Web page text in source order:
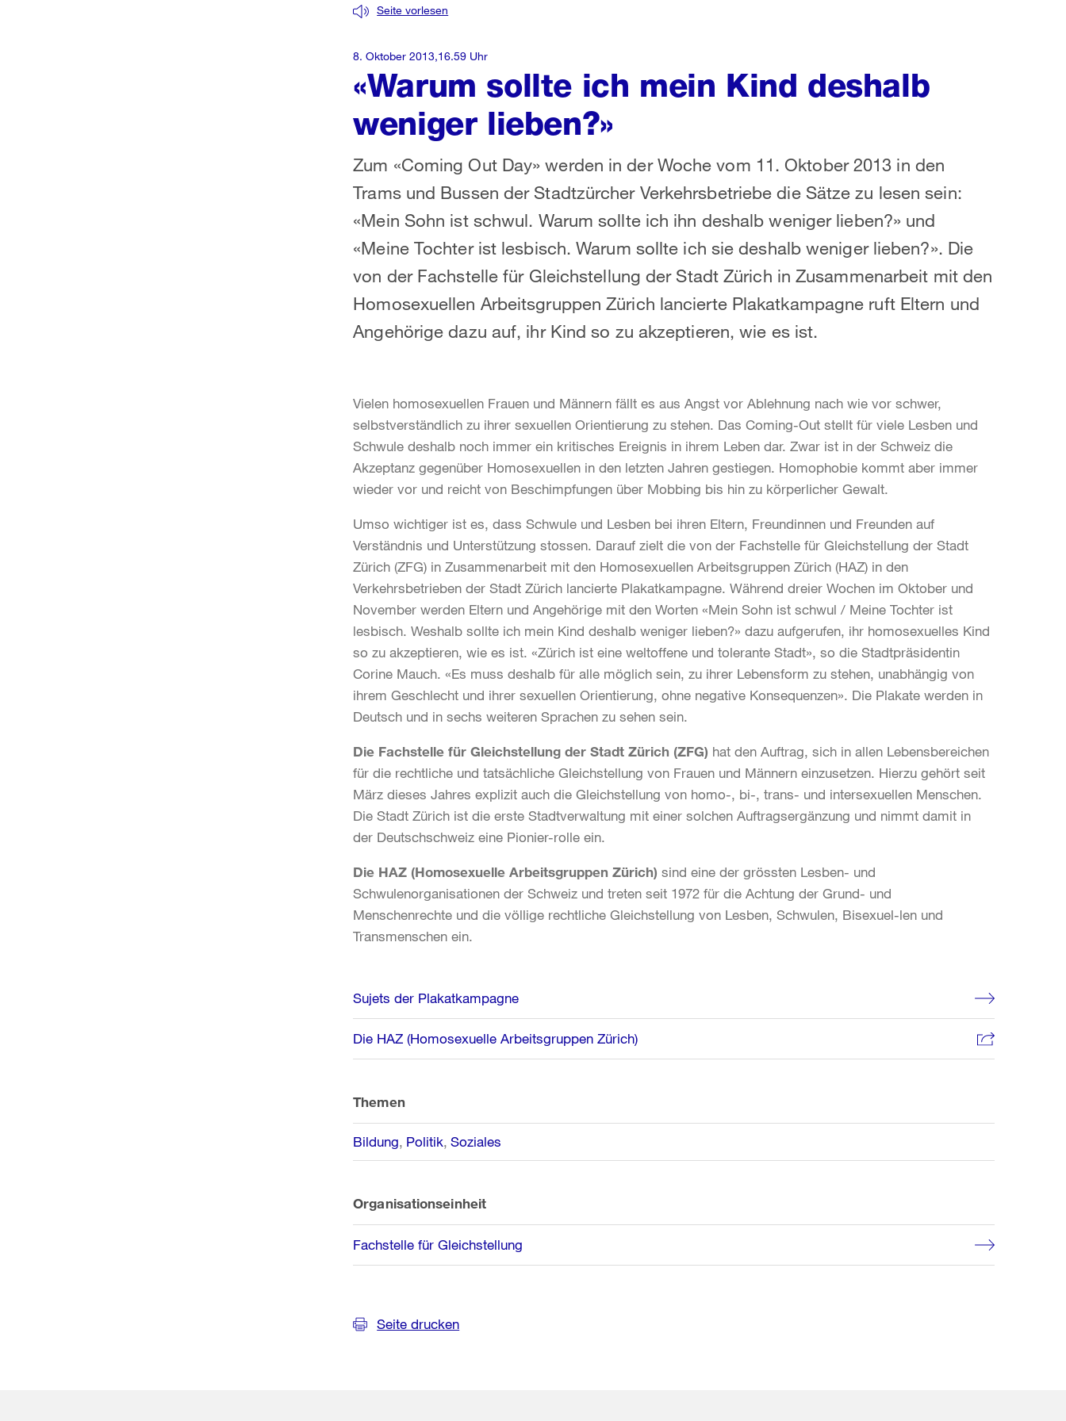
«Warum sollte ich mein Kind deshalb
weniger lieben?»
Seite vorlesen
Zum «Coming Out Day» werden in der Woche vom 11. Oktober 2013 in den
Trams und Bussen der Stadtzürcher Verkehrsbetriebe die Sätze zu lesen sein:
«Mein Sohn ist schwul. Warum sollte ich ihn deshalb weniger lieben?» und
«Meine Tochter ist lesbisch. Warum sollte ich sie deshalb weniger lieben?». Die
von der Fachstelle für Gleichstellung der Stadt Zürich in Zusammenarbeit mit den
Homosexuellen Arbeitsgruppen Zürich lancierte Plakatkampagne ruft Eltern und
Angehörige dazu auf, ihr Kind so zu akzeptieren, wie es ist.
8. Oktober 2013,16.59 Uhr
Vielen homosexuellen Frauen und Männern fällt es aus Angst vor Ablehnung nach wie vor schwer,
selbstverständlich zu ihrer sexuellen Orientierung zu stehen. Das Coming-Out stellt für viele Lesben und
Schwule deshalb noch immer ein kritisches Ereignis in ihrem Leben dar. Zwar ist in der Schweiz die
Akzeptanz gegenüber Homosexuellen in den letzten Jahren gestiegen. Homophobie kommt aber immer
wieder vor und reicht von Beschimpfungen über Mobbing bis hin zu körperlicher Gewalt.
Umso wichtiger ist es, dass Schwule und Lesben bei ihren Eltern, Freundinnen und Freunden auf
Verständnis und Unterstützung stossen. Darauf zielt die von der Fachstelle für Gleichstellung der Stadt
Zürich (ZFG) in Zusammenarbeit mit den Homosexuellen Arbeitsgruppen Zürich (HAZ) in den
Verkehrsbetrieben der Stadt Zürich lancierte Plakatkampagne. Während dreier Wochen im Oktober und
November werden Eltern und Angehörige mit den Worten «Mein Sohn ist schwul / Meine Tochter ist
lesbisch. Weshalb sollte ich mein Kind deshalb weniger lieben?» dazu aufgerufen, ihr homosexuelles Kind
so zu akzeptieren, wie es ist. «Zürich ist eine weltoffene und tolerante Stadt», so die Stadtpräsidentin
Corine Mauch. «Es muss deshalb für alle möglich sein, zu ihrer Lebensform zu stehen, unabhängig von
ihrem Geschlecht und ihrer sexuellen Orientierung, ohne negative Konsequenzen». Die Plakate werden in
Deutsch und in sechs weiteren Sprachen zu sehen sein.
Die Fachstelle für Gleichstellung der Stadt Zürich (ZFG) hat den Auftrag, sich in allen Lebensbereichen
für die rechtliche und tatsächliche Gleichstellung von Frauen und Männern einzusetzen. Hierzu gehört seit
März dieses Jahres explizit auch die Gleichstellung von homo-, bi-, trans- und intersexuellen Menschen.
Die Stadt Zürich ist die erste Stadtverwaltung mit einer solchen Auftragsergänzung und nimmt damit in
der Deutschschweiz eine Pionier-rolle ein.
Die HAZ (Homosexuelle Arbeitsgruppen Zürich) sind eine der grössten Lesben- und
Schwulenorganisationen der Schweiz und treten seit 1972 für die Achtung der Grund- und
Menschenrechte und die völlige rechtliche Gleichstellung von Lesben, Schwulen, Bisexuel-len und
Transmenschen ein.
Weitere
Informationen
Sujets der Plakatkampagne
Die HAZ (Homosexuelle Arbeitsgruppen Zürich)
Themen
Bildung Politik Soziales
Organisationseinheit
Fachstelle für Gleichstellung
Seite drucken